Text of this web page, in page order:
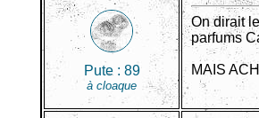
Pute : 89
à cloaque
On dirait
parfums
MAIS